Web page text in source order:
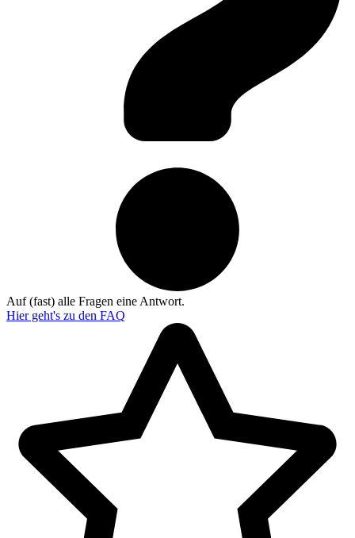
Auf (fast) alle Fragen eine Antwort.
Hier geht's zu den FAQ